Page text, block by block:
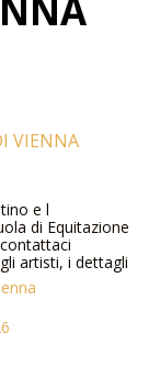
VIENNA
e l
di Equitazione
artisti, i dettagli